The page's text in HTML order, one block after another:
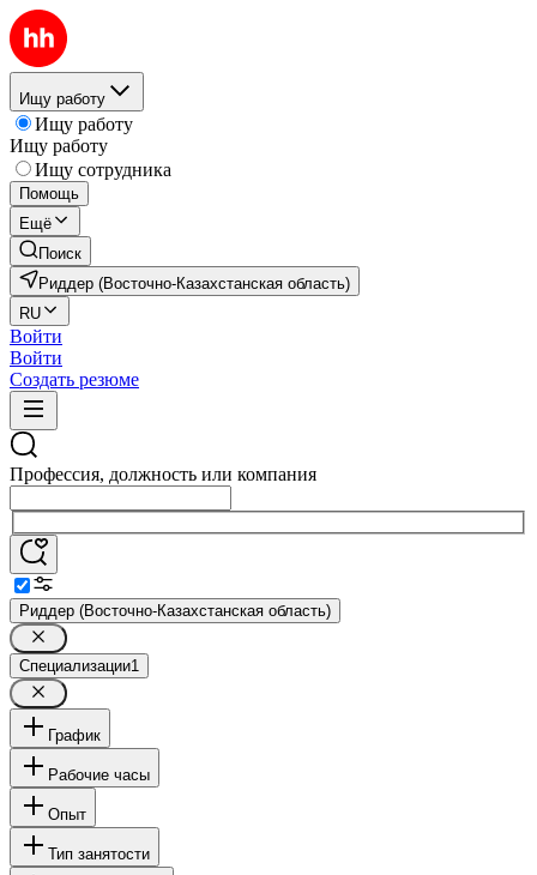
Ищу работу
Ищу работу
Ищу работу
Ищу сотрудника
Помощь
Ещё
Поиск
Риддер (Восточно-Казахстанская область)
RU
Войти
Войти
Создать резюме
Профессия, должность или компания
Риддер (Восточно-Казахстанская область)
Специализации1
График
Рабочие часы
Опыт
Тип занятости